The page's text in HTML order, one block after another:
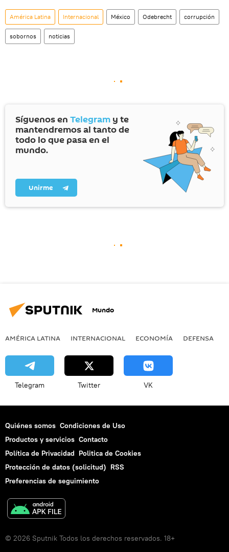
América Latina Internacional México Odebrecht corrupción
sobornos noticias
Síguenos en Telegram y te
mantendremos al tanto de
todo lo que pasa en el
mundo.
Unirme
Mundo
AMÉRICA LATINA INTERNACIONAL ECONOMÍA DEFENSA
Telegram Twitter VK
Quiénes somos Condiciones de Uso
Productos y servicios Contacto
Política de Privacidad Politica de Cookies
Protección de datos (solicitud) RSS
Preferencias de seguimiento
© 2026 Sputnik Todos los derechos reservados. 18+